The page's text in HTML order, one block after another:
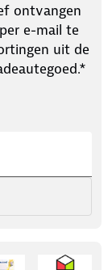
ontvangen
e-mail te
uit de